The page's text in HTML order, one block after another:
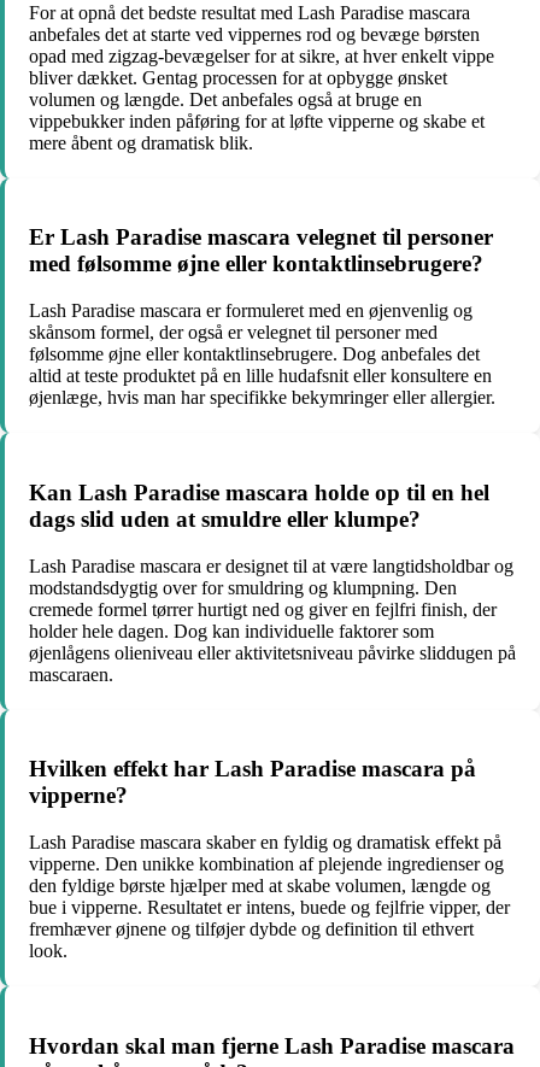
For at opnå det bedste resultat med Lash Paradise mascara
anbefales det at starte ved vippernes rod og bevæge børsten
opad med zigzag-bevægelser for at sikre, at hver enkelt vippe
bliver dækket. Gentag processen for at opbygge ønsket
volumen og længde. Det anbefales også at bruge en
vippebukker inden påføring for at løfte vipperne og skabe et
mere åbent og dramatisk blik.
Er Lash Paradise mascara velegnet til personer
med følsomme øjne eller kontaktlinsebrugere?
Lash Paradise mascara er formuleret med en øjenvenlig og
skånsom formel, der også er velegnet til personer med
følsomme øjne eller kontaktlinsebrugere. Dog anbefales det
altid at teste produktet på en lille hudafsnit eller konsultere en
øjenlæge, hvis man har specifikke bekymringer eller allergier.
Kan Lash Paradise mascara holde op til en hel
dags slid uden at smuldre eller klumpe?
Lash Paradise mascara er designet til at være langtidsholdbar og
modstandsdygtig over for smuldring og klumpning. Den
cremede formel tørrer hurtigt ned og giver en fejlfri finish, der
holder hele dagen. Dog kan individuelle faktorer som
øjenlågens olieniveau eller aktivitetsniveau påvirke sliddugen på
mascaraen.
Hvilken effekt har Lash Paradise mascara på
vipperne?
Lash Paradise mascara skaber en fyldig og dramatisk effekt på
vipperne. Den unikke kombination af plejende ingredienser og
den fyldige børste hjælper med at skabe volumen, længde og
bue i vipperne. Resultatet er intens, buede og fejlfrie vipper, der
fremhæver øjnene og tilføjer dybde og definition til ethvert
look.
Hvordan skal man fjerne Lash Paradise mascara